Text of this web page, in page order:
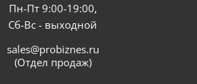
Пн-Пт 9:00-19:00,
Сб-Вс - выходной
sales@probiznes.ru
(Отдел продаж)